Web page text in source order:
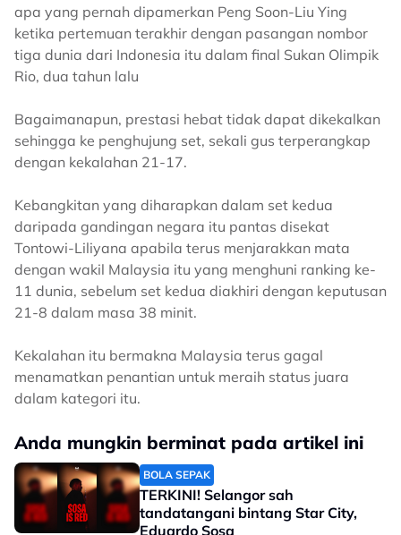
apa yang pernah dipamerkan Peng Soon-Liu Ying
ketika pertemuan terakhir dengan pasangan nombor
tiga dunia dari Indonesia itu dalam final Sukan Olimpik
Rio, dua tahun lalu
Bagaimanapun, prestasi hebat tidak dapat dikekalkan
sehingga ke penghujung set, sekali gus terperangkap
dengan kekalahan 21-17.
Kebangkitan yang diharapkan dalam set kedua
daripada gandingan negara itu pantas disekat
Tontowi-Liliyana apabila terus menjarakkan mata
dengan wakil Malaysia itu yang menghuni ranking ke-
11 dunia, sebelum set kedua diakhiri dengan keputusan
21-8 dalam masa 38 minit.
Kekalahan itu bermakna Malaysia terus gagal
menamatkan penantian untuk meraih status juara
dalam kategori itu.
Anda mungkin berminat pada artikel ini
BOLA SEPAK
TERKINI! Selangor sah
tandatangani bintang Star City,
Eduardo Sosa